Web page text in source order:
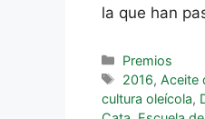
la que han
Premios
2016,Aceite
cultura oleícola,